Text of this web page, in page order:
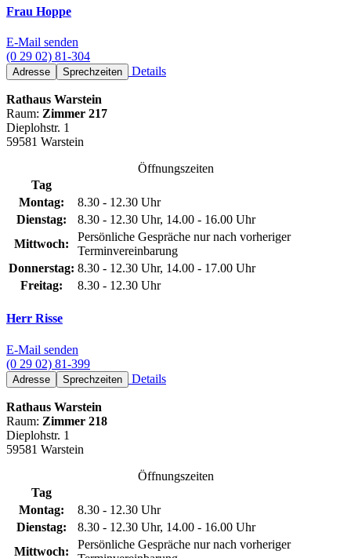
Frau Hoppe
E-Mail senden
(0 29 02) 81-304
Adresse Sprechzeiten Details
Rathaus Warstein
Raum: Zimmer 217
Dieplohstr. 1
59581 Warstein
Öffnungszeiten
Tag
Montag:
8.30 - 12.30 Uhr
Dienstag:
8.30 - 12.30 Uhr, 14.00 - 16.00 Uhr
Mittwoch:
Persönliche Gespräche nur nach vorheriger
Terminvereinbarung
Donnerstag: 8.30 - 12.30 Uhr, 14.00 - 17.00 Uhr
Freitag:
8.30 - 12.30 Uhr
Herr Risse
E-Mail senden
(0 29 02) 81-399
Adresse Sprechzeiten Details
Rathaus Warstein
Raum: Zimmer 218
Dieplohstr. 1
59581 Warstein
Öffnungszeiten
Tag
Montag:
8.30 - 12.30 Uhr
Dienstag:
8.30 - 12.30 Uhr, 14.00 - 16.00 Uhr
Mittwoch:
Persönliche Gespräche nur nach vorheriger